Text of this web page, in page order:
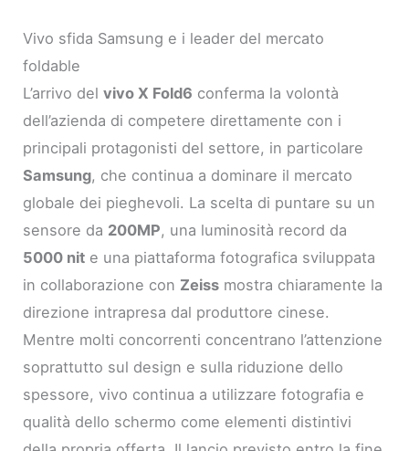
Vivo sfida Samsung e i leader del mercato
foldable
L’arrivo delvivo X Fold6 conferma la volontà
dell’azienda di competere direttamente con i
principali protagonisti del settore, in particolare
Samsung, che continua a dominare il mercato
globale dei pieghevoli. La scelta di puntare su un
sensore da 200MP, una luminosità record da
5000 nit e una piattaforma fotografica sviluppata
in collaborazione con Zeiss mostra chiaramente la
direzione intrapresa dal produttore cinese.
Mentre molti concorrenti concentrano l’attenzione
soprattutto sul design e sulla riduzione dello
spessore, vivo continua a utilizzare fotografia e
qualità dello schermo come elementi distintivi